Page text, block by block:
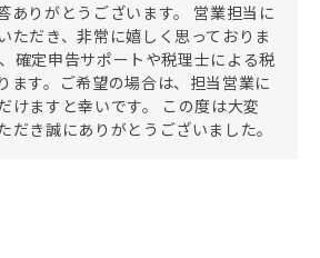
ありがとうございます。 営業担当に
ただき、非常に嬉しく思っておりま
確定申告サポートや税理士による税
ます。ご希望の場合は、担当営業に
けますと幸いです。 この度は大変
だき誠にありがとうございました。